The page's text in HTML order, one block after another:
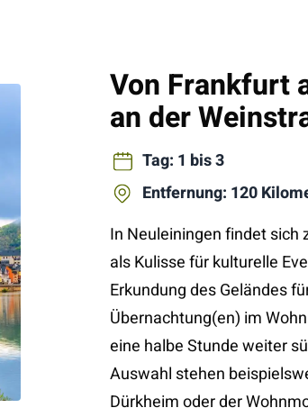
Von Frankfurt
an der
Tag: 1 bis 3
Entfernung: 120
In Neuleiningen findet sich
als Kulisse für kulturelle
Erkundung des Geländes
Übernachtung(en) im
eine halbe Stunde weiter
Auswahl stehen
Dürkheim oder der